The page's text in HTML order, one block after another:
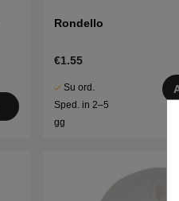
Rondello
€1.55
Su ord.
Sped. in 2–5
gg